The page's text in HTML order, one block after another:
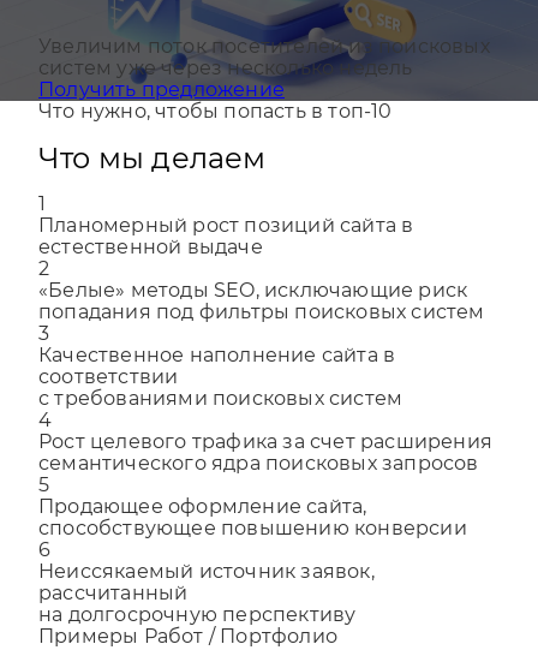
Увеличим поток посетителей из поисковых
систем уже через несколько недель
Получить предложение
Что нужно, чтобы попасть в топ-10
Что мы делаем
1
Планомерный рост позиций сайта в
естественной выдаче
2
«Белые» методы SEO, исключающие риск
попадания под фильтры поисковых систем
3
Качественное наполнение сайта в
соответствии
с требованиями поисковых систем
4
Рост целевого трафика за счет расширения
семантического ядра поисковых запросов
5
Продающее оформление сайта,
способствующее повышению конверсии
6
Неиссякаемый источник заявок,
рассчитанный
на долгосрочную перспективу
Примеры Работ / Портфолио